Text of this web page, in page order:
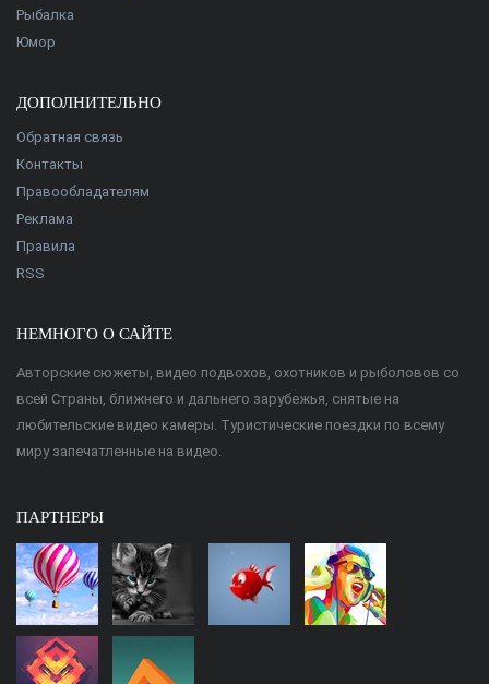
Рыбалка
Юмор
ДОПОЛНИТЕЛЬНО
Обратная связь
Контакты
Правообладателям
Реклама
Правила
RSS
НЕМНОГО О САЙТЕ
Авторские сюжеты, видео подвохов, охотников и рыболовов со
всей Страны, ближнего и дальнего зарубежья, снятые на
любительские видео камеры. Туристические поездки по всему
миру запечатленные на видео.
ПАРТНЕРЫ